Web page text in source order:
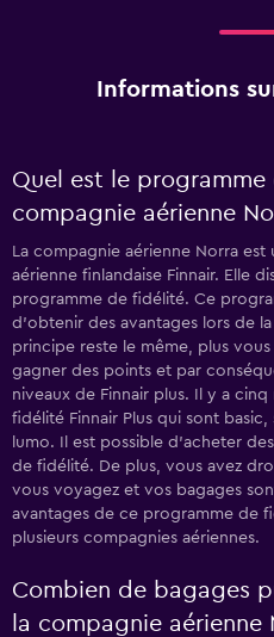
Informations
Quel est le
compagnie aérienne
La compagnie aérienne Norra
aérienne finlandaise Finnair. Elle
programme de fidélité. Ce
d'obtenir des avantages lors de
principe reste le même, plus
gagner des points et par
niveaux de Finnair plus. Il y a
fidélité Finnair Plus qui sont
lumo. Il est possible d'acheter
de fidélité. De plus, vous avez
vous voyagez et vos bagages
avantages de ce programme de
plusieurs compagnies aériennes.
Combien de bagages
la compagnie aérienne